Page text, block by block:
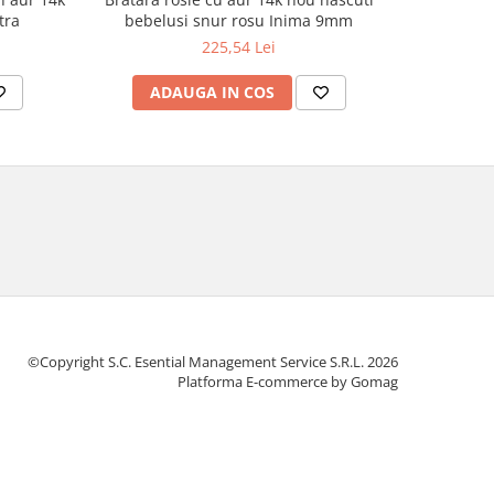
bebelusi snur rosu Inima 9mm
225,54 Lei
ADAUGA IN COS
©Copyright S.C. Esential Management Service S.R.L. 2026
Platforma E-commerce by Gomag